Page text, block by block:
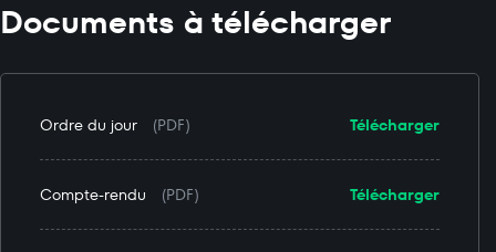
Documents à télécharger
Télécharger
Ordre du jour (PDF)
Télécharger
Compte-rendu (PDF)